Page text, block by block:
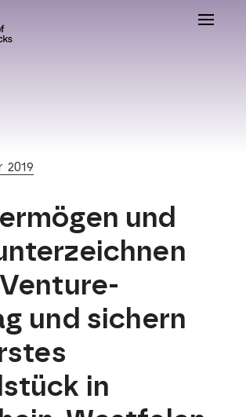
Toggle
2019
und
und sichern
in